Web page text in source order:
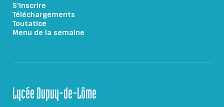
S'inscrire
Téléchargements
Toutatice
Menu de la semaine
Lycée Dupuy-de-Lôme